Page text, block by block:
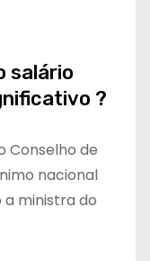
salário
?
Conselho de
nacional
a ministra do